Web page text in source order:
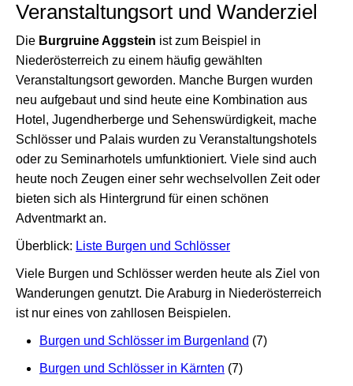
Veranstaltungsort und Wanderziel
Die Burgruine Aggstein ist zum Beispiel in
Niederösterreich zu einem häufig gewählten
Veranstaltungsort geworden. Manche Burgen wurden
neu aufgebaut und sind heute eine Kombination aus
Hotel, Jugendherberge und Sehenswürdigkeit, mache
Schlösser und Palais wurden zu Veranstaltungshotels
oder zu Seminarhotels umfunktioniert. Viele sind auch
heute noch Zeugen einer sehr wechselvollen Zeit oder
bieten sich als Hintergrund für einen schönen
Adventmarkt an.
Überblick: Liste Burgen und Schlösser
Viele Burgen und Schlösser werden heute als Ziel von
Wanderungen genutzt. Die Araburg in Niederösterreich
ist nur eines von zahllosen Beispielen.
Burgen und Schlösser im Burgenland (7)
Burgen und Schlösser in Kärnten (7)